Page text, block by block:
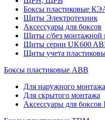
Боксы пластиковые
Щиты Электротехник
Аксессуары для боксов
Щиты с/без
Щиты серии UK600
Щиты учета
Боксы пластиковые ABB
Для наружного монтажа
Для скрытого монтажа
Аксессуары для боксов